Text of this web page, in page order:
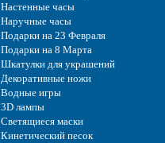
Настенные часы
Наручные часы
Подарки на 23 Февраля
Подарки на 8 Марта
Шкатулки для украшений
Декоративные ножи
Водные игры
3D лампы
Светящиеся маски
Кинетический песок